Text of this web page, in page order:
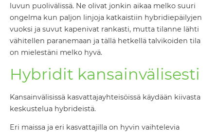
luvun puolivälissä. Ne olivat jonkin aikaa melko suuri
ongelma kun paljon linjoja katkaistiin hybridiepäilyjen
vuoksi ja suvut kapenivat rankasti, mutta tilanne lähti
vähitellen paranemaan ja tällä hetkellä talvikoiden tila
on mielestäni melko hyvä.
Hybridit kansainvälisesti
Kansainvälisissä kasvattajayhteisöissä käydään kiivasta
keskustelua hybrideistä.
Eri maissa ja eri kasvattajilla on hyvin vaihtelevia